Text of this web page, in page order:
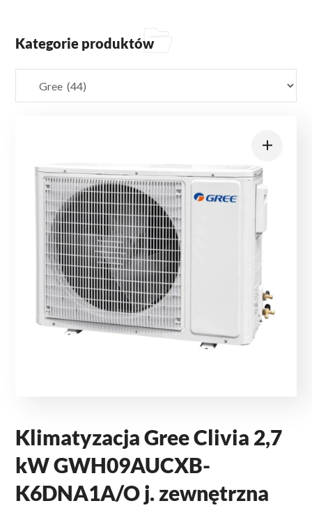
Klimatyzacja Gree Clivia 2,7
kW GWH09AUCXB-
K6DNA1A/O j. zewnętrzna
Kategorie produktów